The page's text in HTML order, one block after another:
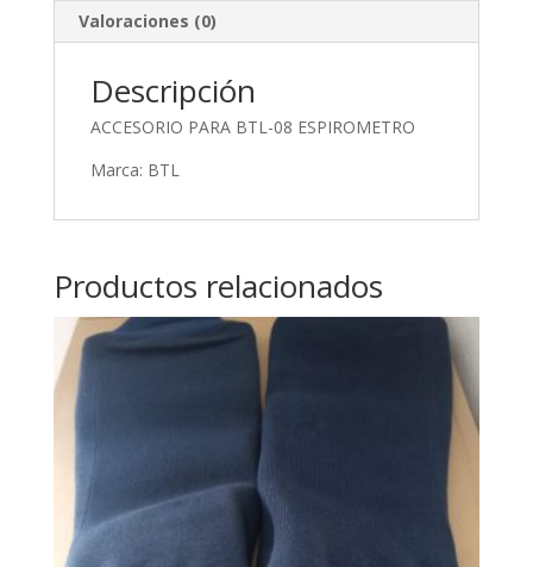
Valoraciones (0)
Descripción
ACCESORIO PARA BTL-08 ESPIROMETRO
Marca: BTL
Productos relacionados